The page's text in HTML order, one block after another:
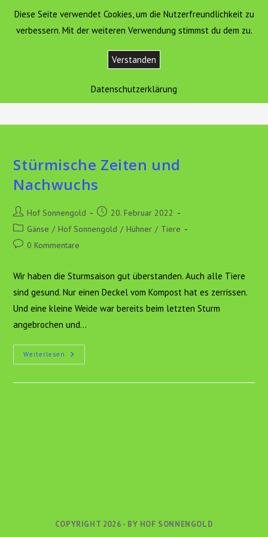
springen
Hof Sonnengold MENÜ
Tiere > Hühner
Stürmische Zeiten und
Nachwuchs
Beitrags-
Autor:
Hof Sonnengold
Beitrag
veröffentlicht:
20. Februar 2022
Beitrags-
Kategorie:
Gänse / Hof Sonnengold / Hühner / Tiere
Beitrags-
0 Kommentare
Wir haben die Sturmsaison gut überstanden. Auch alle Tiere
sind gesund. Nur einen Deckel vom Kompost hat es zerrissen.
Und eine kleine Weide war bereits beim letzten Sturm
angebrochen und…
Weiterlesen Stürmische
Zeiten
Nachwuchs
COPYRIGHT 2026 - BY HOF SONNENGOLD
Diese Seite verwendet Cookies, um die Nutzerfreundlichkeit zu
verbessern. Mit der weiteren Verwendung stimmst du dem zu.
Verstanden
Datenschutzerklärung